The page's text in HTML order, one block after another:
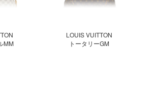
MM
LOUIS VUITTON
トータリーGM